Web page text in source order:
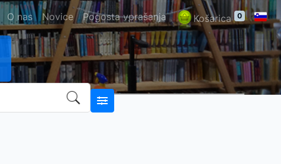
O nas Novice Pogosta vprašanja Košarica 0